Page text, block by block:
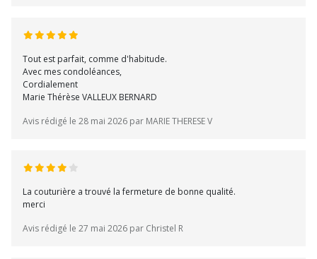
Tout est parfait, comme d'habitude.
Avec mes condoléances,
Cordialement
Marie Thérèse VALLEUX BERNARD
Avis rédigé le 28 mai 2026 par MARIE THERESE V
La couturière a trouvé la fermeture de bonne qualité.
merci
Avis rédigé le 27 mai 2026 par Christel R